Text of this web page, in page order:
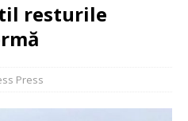
resturile
Press